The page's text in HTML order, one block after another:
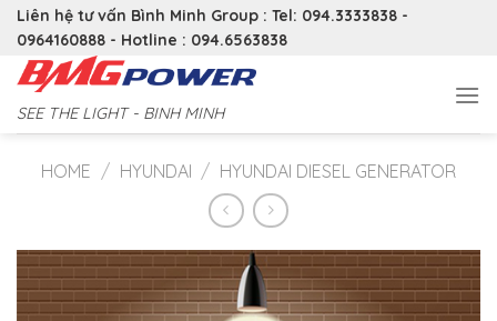
Skip
content
Liên hệ tư vấn Bình Minh Group : Tel: 094.3333838 -
0964160888 - Hotline : 094.6563838
SEE THE LIGHT - BINH MINH
HOME / HYUNDAI / HYUNDAI DIESEL GENERATOR